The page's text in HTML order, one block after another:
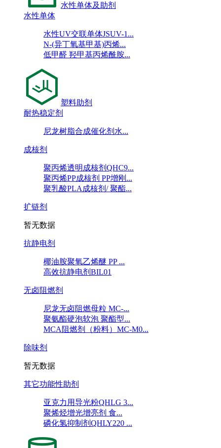
水性单体及助剂
水性单体
水性UV交联单体JSUV-1...
N-(异丁氧基甲基)丙烯...
低甲醛 羟甲基丙烯酰胺...
塑料助剂
耐热稳定剂
尼龙树脂合成催化剂水...
成核剂
聚丙烯透明成核剂QHC9...
聚丙烯PP成核剂 PP增刚...
聚乳酸PLA成核剂/ 聚酯...
扩链剂
暂无数据
抗静电剂
椰油胺聚氧乙烯醚 PP ...
高效抗静电剂BIL01
无卤阻燃剂
尼龙无卤阻燃母粒 MC-...
聚氨酯硬泡软泡 聚酯型...
MCA阻燃剂（粉料）MC-M0...
除味剂
暂无数据
其它功能性助剂
亚克力用导光粉QHLG 3...
聚烯烃增光增亮剂 食...
磷化氢抑制剂QHLY220 ...